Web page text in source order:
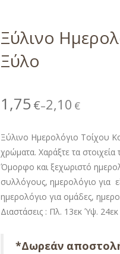
Ξύλινο
Ξύλο
1,75 €–2,10 €
Ξύλινο Ημερολόγιο Τοίχου
χρώματα. Χαράξτε τα
Όμορφο και ξεχωριστό
συλλόγους, ημερολόγιο για
ημερολόγιο για ομάδες,
Διαστάσεις : Πλ. 13εκ Ύψ.
*Δωρεάν